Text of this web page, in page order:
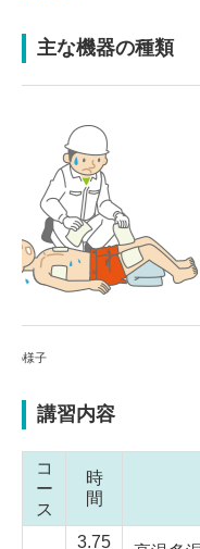
主な機器の種類
Previou
s
講習内容
コ
ー
ス
時
間
3.75